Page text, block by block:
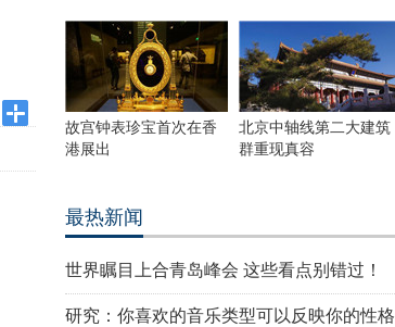
故宫钟表珍宝首次在香
港展出
北京中轴线第二大建筑
群重现真容
最热新闻
世界瞩目上合青岛峰会 这些看点别错过！
研究：你喜欢的音乐类型可以反映你的性格